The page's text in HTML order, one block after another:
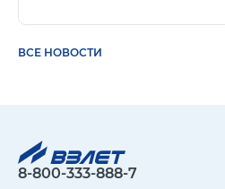
ВСЕ НОВОСТИ
8-800-333-888-7